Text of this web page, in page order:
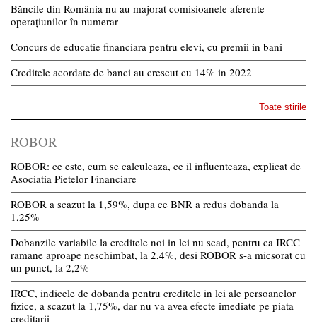
Băncile din România nu au majorat comisioanele aferente
operațiunilor în numerar
Concurs de educatie financiara pentru elevi, cu premii in bani
Creditele acordate de banci au crescut cu 14% in 2022
Toate stirile
ROBOR
ROBOR: ce este, cum se calculeaza, ce il influenteaza, explicat de
Asociatia Pietelor Financiare
ROBOR a scazut la 1,59%, dupa ce BNR a redus dobanda la
1,25%
Dobanzile variabile la creditele noi in lei nu scad, pentru ca IRCC
ramane aproape neschimbat, la 2,4%, desi ROBOR s-a micsorat cu
un punct, la 2,2%
IRCC, indicele de dobanda pentru creditele in lei ale persoanelor
fizice, a scazut la 1,75%, dar nu va avea efecte imediate pe piata
creditarii